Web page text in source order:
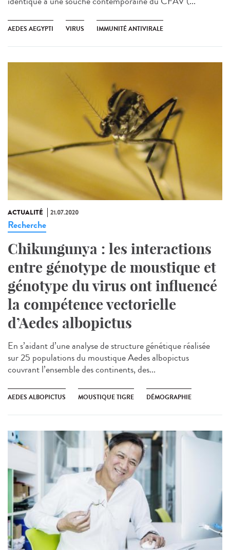
AEDES AEGYPTI VIRUS IMMUNITÉ ANTIVIRALE
ACTUALITÉ 21.07.2020
Recherche
Chikungunya : les interactions
entre génotype de moustique et
génotype du virus ont influencé
la compétence vectorielle
d’Aedes albopictus
En s’aidant d’une analyse de structure génétique réalisée
sur 25 populations du moustique Aedes albopictus
couvrant l’ensemble des continents, des...
AEDES ALBOPICTUS MOUSTIQUE TIGRE DÉMOGRAPHIE